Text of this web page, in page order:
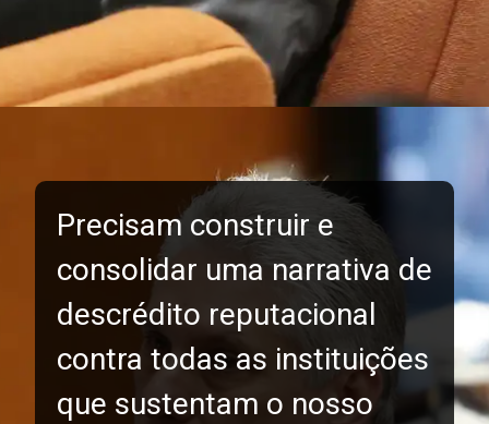
Precisam construir e
consolidar uma narrativa de
descrédito reputacional
contra todas as instituições
que sustentam o nosso